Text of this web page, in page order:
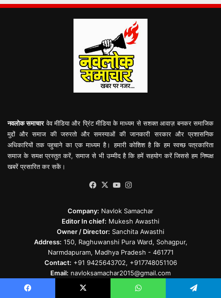
नवलोक समाचारवेव मीडिया और प्रिंट मीडिया के माध्यम से सशक्त आवाज़ बनकर समाजिक
मुद्दों और समाज की जरुरतो और समस्याओं की जानकारी सरकार और प्रशासनिक
अधिकारियों तक पहुचाने का एक माध्यम है। हमारी कोशिश है कि हम स्वच्छ पत्रकारिता
समाज के समक्ष प्रस्तुत करें, समाज से भी उम्मीद है कि हमें सहयोग करें जिससे हम निष्पक्ष
खबरें प्रसारित कर सकें।
Facebook
X YouTube
Company: Navlok Samachar
Editor In chief: Mukesh Awasthi
Owner / Director: Sanchita Awasthi
Address: 150, Raghuwanshi Pura Ward, Sohagpur,
Narmdapuram, Madhya Pradesh - 461771
Contact: +91 9425643702, +917748051106
Email: navloksamachar2015@gmail.com